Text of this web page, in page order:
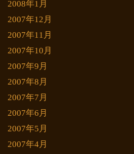
2008年1月
2007年12月
2007年11月
2007年10月
2007年9月
2007年8月
2007年7月
2007年6月
2007年5月
2007年4月